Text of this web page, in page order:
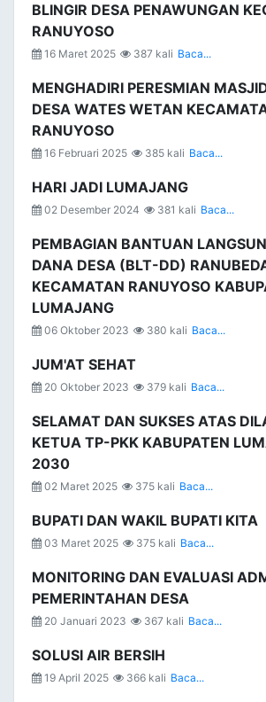
BLINGIR DESA PENAWUNGAN
RANUYOSO
16 Maret 2025 387 kali Baca...
MENGHADIRI PERESMIAN
DESA WATES WETAN
RANUYOSO
16 Februari 2025 385 kali Baca...
HARI JADI LUMAJANG
02 Desember 2024 381 kali Baca...
PEMBAGIAN BANTUAN
DANA DESA (BLT-DD)
KECAMATAN RANUYOSO
LUMAJANG
06 Oktober 2023 380 kali Baca...
JUM'AT SEHAT
20 Oktober 2023 379 kali Baca...
SELAMAT DAN SUKSES ATAS
KETUA TP-PKK KABUPATEN
2030
02 Maret 2025 375 kali Baca...
BUPATI DAN WAKIL BUPATI KITA
03 Maret 2025 375 kali Baca...
MONITORING DAN EVALUASI
PEMERINTAHAN DESA
20 Januari 2023 367 kali Baca...
SOLUSI AIR BERSIH
19 April 2025 366 kali Baca...